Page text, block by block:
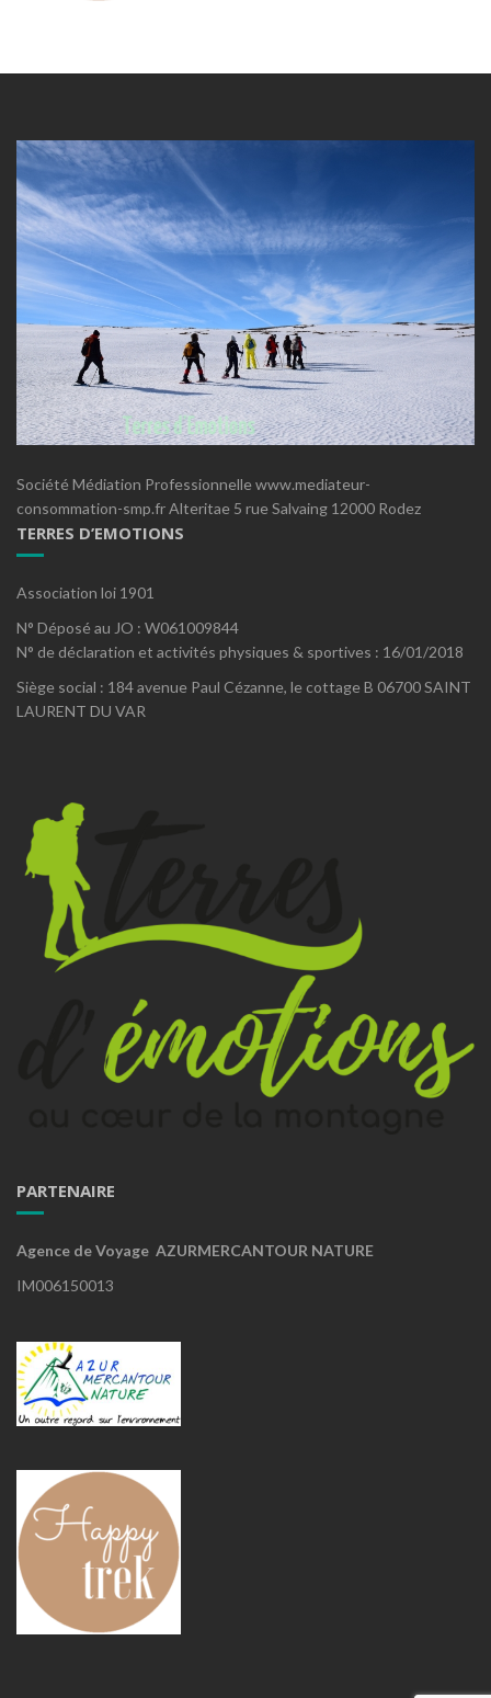
Société Médiation Professionnelle www.mediateur-
consommation-smp.fr Alteritae 5 rue Salvaing 12000 Rodez
TERRES D’EMOTIONS
Association loi 1901
N° Déposé au JO : W061009844
N° de déclaration et activités physiques & sportives : 16/01/2018
Siège social : 184 avenue Paul Cézanne, le cottage B 06700 SAINT
LAURENT DU VAR
PARTENAIRE
Agence de Voyage AZURMERCANTOUR NATURE
IM006150013